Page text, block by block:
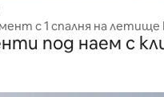
с 1 спалня на летище
под наем с